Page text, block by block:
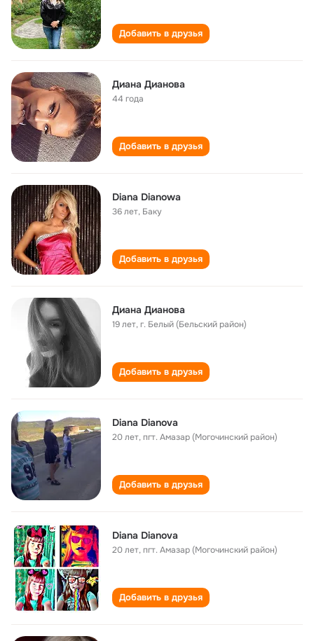
Добавить в друзья
Диана Дианова
44 года
Добавить в друзья
Diana Dianowa
36 лет, Баку
Добавить в друзья
Диана Дианова
19 лет,г. Белый (Бельский район)
Добавить в друзья
Diana Dianova
20 лет,пгт. Амазар (Могочинский район)
Добавить в друзья
Diana Dianova
20 лет,пгт. Амазар (Могочинский район)
Добавить в друзья